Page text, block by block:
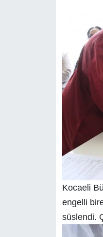
Kocaeli
engelli
süslendi.